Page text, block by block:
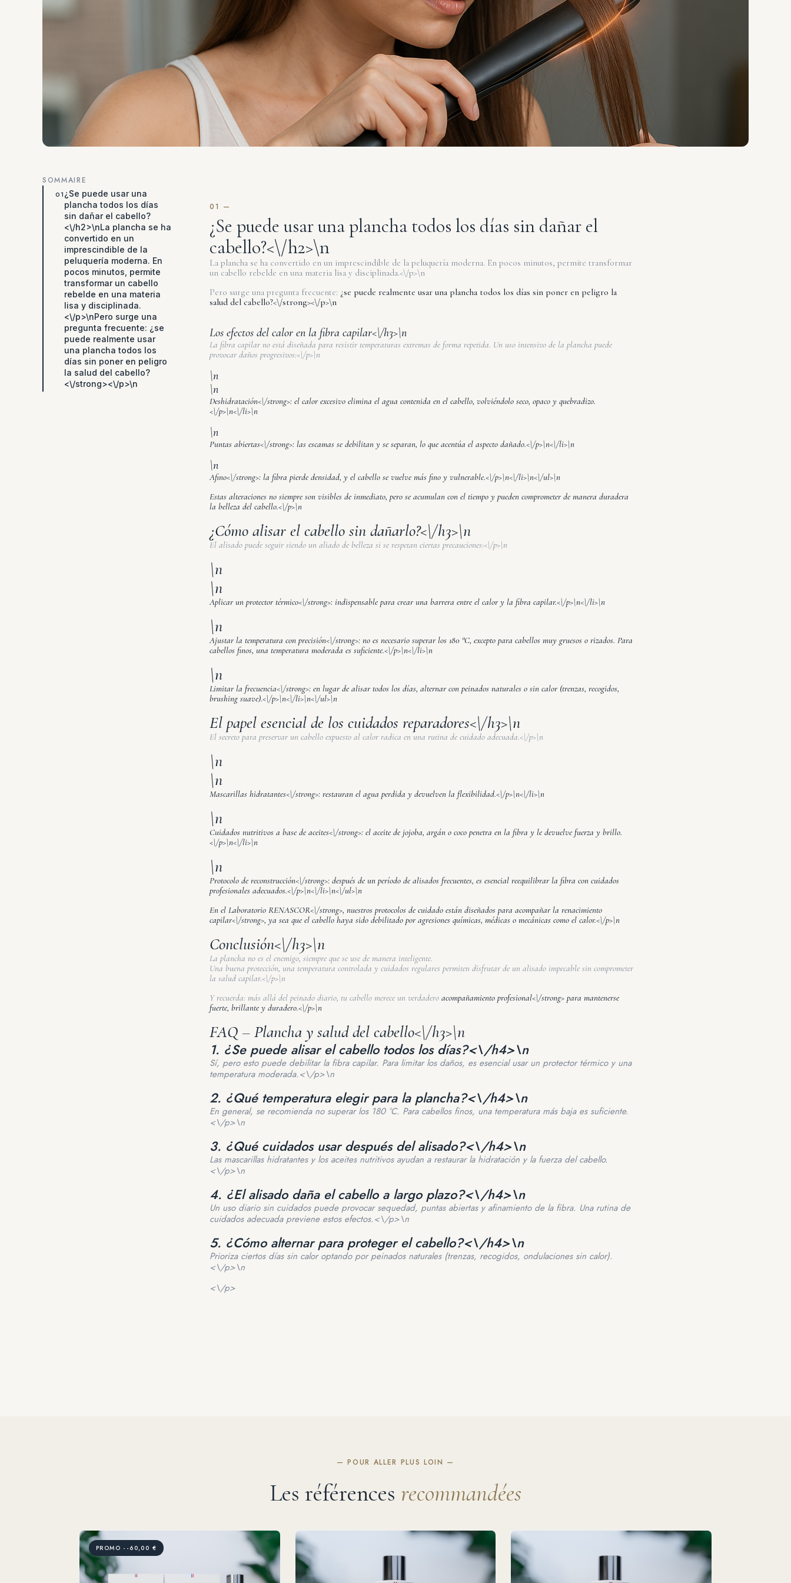
SOMMAIRE
¿Se puede usar una
plancha todos los días
sin dañar el cabello?
<\/h2>\nLa plancha se ha
convertido en un
imprescindible de la
peluquería moderna. En
pocos minutos, permite
transformar un cabello
rebelde en una materia
lisa y disciplinada.
<\/p>\nPero surge una
pregunta frecuente: ¿se
puede realmente usar
una plancha todos los
días sin poner en peligro
la salud del cabello?
<\/strong><\/p>\n
¿Se puede usar una plancha todos los días sin dañar el
cabello?<\/h2>\n
La plancha se ha convertido en un imprescindible de la peluquería moderna. En pocos minutos, permite transformar
un cabello rebelde en una materia lisa y disciplinada.<\/p>\n
Pero surge una pregunta frecuente: ¿se puede realmente usar una plancha todos los días sin poner en peligro la
salud del cabello?<\/strong><\/p>\n
Los efectos del calor en la fibra capilar<\/h3>\n
La fibra capilar no está diseñada para resistir temperaturas extremas de forma repetida. Un uso intensivo de la plancha puede
provocar daños progresivos:<\/p>\n
\n
\n
Deshidratación<\/strong>: el calor excesivo elimina el agua contenida en el cabello, volviéndolo seco, opaco y quebradizo.
<\/p>\n<\/li>\n
\n
Puntas abiertas<\/strong>: las escamas se debilitan y se separan, lo que acentúa el aspecto dañado.<\/p>\n<\/li>\n
\n
Afino<\/strong>: la fibra pierde densidad, y el cabello se vuelve más fino y vulnerable.<\/p>\n<\/li>\n<\/ul>\n
Estas alteraciones no siempre son visibles de inmediato, pero se acumulan con el tiempo y pueden comprometer de manera duradera
la belleza del cabello.<\/p>\n
¿Cómo alisar el cabello sin dañarlo?<\/h3>\n
El alisado puede seguir siendo un aliado de belleza si se respetan ciertas precauciones:<\/p>\n
\n
\n
Aplicar un protector térmico<\/strong>: indispensable para crear una barrera entre el calor y la fibra capilar.<\/p>\n<\/li>\n
\n
Ajustar la temperatura con precisión<\/strong>: no es necesario superar los 180 °C, excepto para cabellos muy gruesos o rizados. Para
cabellos finos, una temperatura moderada es suficiente.<\/p>\n<\/li>\n
\n
Limitar la frecuencia<\/strong>: en lugar de alisar todos los días, alternar con peinados naturales o sin calor (trenzas, recogidos,
brushing suave).<\/p>\n<\/li>\n<\/ul>\n
El papel esencial de los cuidados reparadores<\/h3>\n
El secreto para preservar un cabello expuesto al calor radica en una rutina de cuidado adecuada.<\/p>\n
\n
\n
Mascarillas hidratantes<\/strong>: restauran el agua perdida y devuelven la flexibilidad.<\/p>\n<\/li>\n
\n
Cuidados nutritivos a base de aceites<\/strong>: el aceite de jojoba, argán o coco penetra en la fibra y le devuelve fuerza y brillo.
<\/p>\n<\/li>\n
\n
Protocolo de reconstrucción<\/strong>: después de un período de alisados frecuentes, es esencial reequilibrar la fibra con cuidados
profesionales adecuados.<\/p>\n<\/li>\n<\/ul>\n
En el Laboratorio RENASCOR<\/strong>, nuestros protocolos de cuidado están diseñados para acompañar la renacimiento
capilar<\/strong>, ya sea que el cabello haya sido debilitado por agresiones químicas, médicas o mecánicas como el calor.<\/p>\n
Conclusión<\/h3>\n
La plancha no es el enemigo, siempre que se use de manera inteligente.
Una buena protección, una temperatura controlada y cuidados regulares permiten disfrutar de un alisado impecable sin comprometer
la salud capilar.<\/p>\n
Y recuerda: más allá del peinado diario, tu cabello merece un verdadero acompañamiento profesional<\/strong> para mantenerse
fuerte, brillante y duradero.<\/p>\n
FAQ – Plancha y salud del cabello<\/h3>\n
1. ¿Se puede alisar el cabello todos los días?<\/h4>\n
Sí, pero esto puede debilitar la fibra capilar. Para limitar los daños, es esencial usar un protector térmico y una
temperatura moderada.<\/p>\n
2. ¿Qué temperatura elegir para la plancha?<\/h4>\n
En general, se recomienda no superar los 180 °C. Para cabellos finos, una temperatura más baja es suficiente.
<\/p>\n
3. ¿Qué cuidados usar después del alisado?<\/h4>\n
Las mascarillas hidratantes y los aceites nutritivos ayudan a restaurar la hidratación y la fuerza del cabello.
<\/p>\n
4. ¿El alisado daña el cabello a largo plazo?<\/h4>\n
Un uso diario sin cuidados puede provocar sequedad, puntas abiertas y afinamiento de la fibra. Una rutina de
cuidados adecuada previene estos efectos.<\/p>\n
5. ¿Cómo alternar para proteger el cabello?<\/h4>\n
Prioriza ciertos días sin calor optando por peinados naturales (trenzas, recogidos, ondulaciones sin calor).
<\/p>\n
<\/p>
— POUR ALLER PLUS LOIN —
Les références recommandées
PROMO --60,00 €